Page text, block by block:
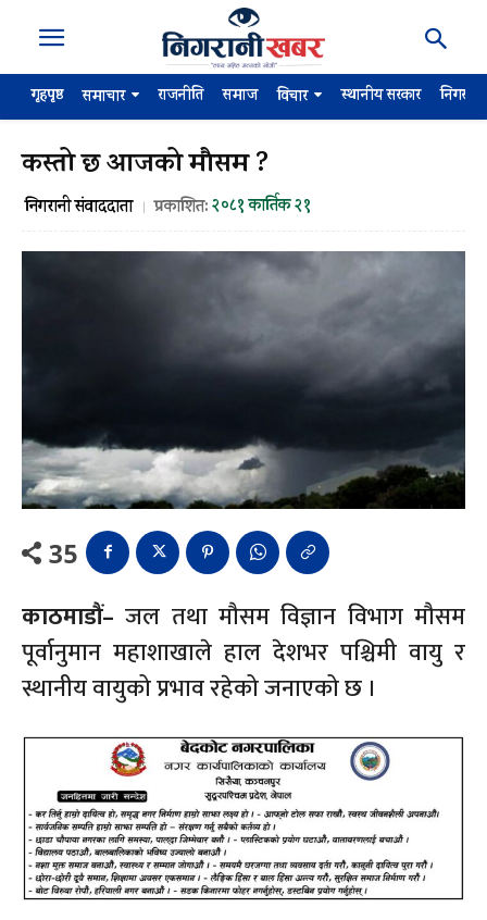
गृहपृष्ठ समाचार राजनीति समाज विचार स्थानीय सरकार
कस्तो छ आजको मौसम ?
निगरानी संवाददाता प्रकाशित:२०८१ कार्तिक २१
35
काठमाडौं– जल तथा मौसम विज्ञान विभाग मौसम
पूर्वानुमान महाशाखाले हाल देशभर पश्चिमी वायु र
स्थानीय वायुको प्रभाव रहेको जनाएको छ ।